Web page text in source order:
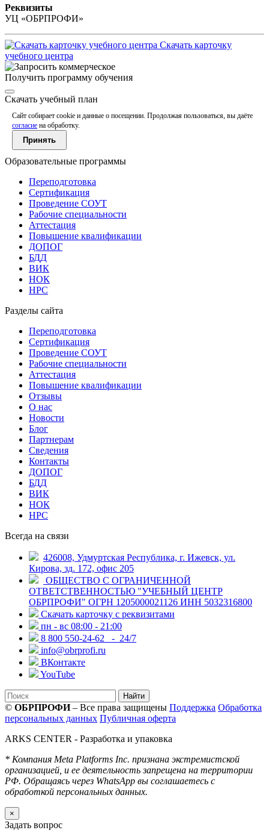
Реквизиты
УЦ «ОБРПРОФИ»
Скачать карточку
учебного центра
Получить программу обучения
Скачать учебный план
Сайт собирает cookie и данные о посещении. Продолжая пользоваться, вы даёте
согласие на обработку.
Принять
Образовательные программы
Переподготовка
Сертификация
Проведение СОУТ
Рабочие специальности
Аттестация
Повышение квалификации
ДОПОГ
БДД
ВИК
НОК
НРС
Разделы сайта
Переподготовка
Сертификация
Проведение СОУТ
Рабочие специальности
Аттестация
Повышение квалификации
Отзывы
О нас
Новости
Блог
Партнерам
Сведения
Контакты
ДОПОГ
БДД
ВИК
НОК
НРС
Всегда на связи
426008, Удмуртская Республика, г. Ижевск, ул.
Кирова, зд. 172, офис 205
ОБЩЕСТВО С ОГРАНИЧЕННОЙ
ОТВЕТСТВЕННОСТЬЮ "УЧЕБНЫЙ ЦЕНТР
ОБРПРОФИ" ОГРН 1205000021126 ИНН 5032316800
Скачать карточку с реквизитами
пн - вс 08:00 - 21:00
8 800 550-24-62
- 24/7
info@obrprofi.ru
ВКонтакте
YouTube
Найти
© ОБРПРОФИ– Все права защищены Поддержка Обработка
персональных данных Публичная оферта
ARKS CENTER - Разработка и упаковка
* Компания Meta Platforms Inc. признана экстремистской
организацией, и ее деятельность запрещена на территории
РФ. Обращаясь через WhatsApp вы соглашаетесь с
обработкой персональных данных.
×
Задать вопрос